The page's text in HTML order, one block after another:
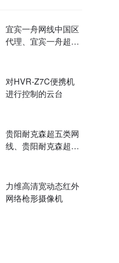
宜宾一舟网线中国区
代理、宜宾一舟超五
对HVR-Z7C便携机
进行控制的云台
贵阳耐克森超五类网
线、贵阳耐克森超六
力维高清宽动态红外
网络枪形摄像机